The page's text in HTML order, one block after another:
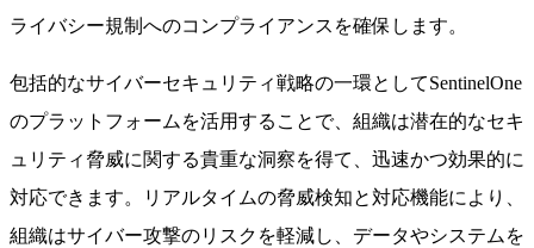
ライバシー規制へのコンプライアンスを確保します。
包括的なサイバーセキュリティ戦略の一環としてSentinelOne
のプラットフォームを活用することで、組織は潜在的なセキ
ュリティ脅威に関する貴重な洞察を得て、迅速かつ効果的に
対応できます。リアルタイムの脅威検知と対応機能により、
組織はサイバー攻撃のリスクを軽減し、データやシステムを